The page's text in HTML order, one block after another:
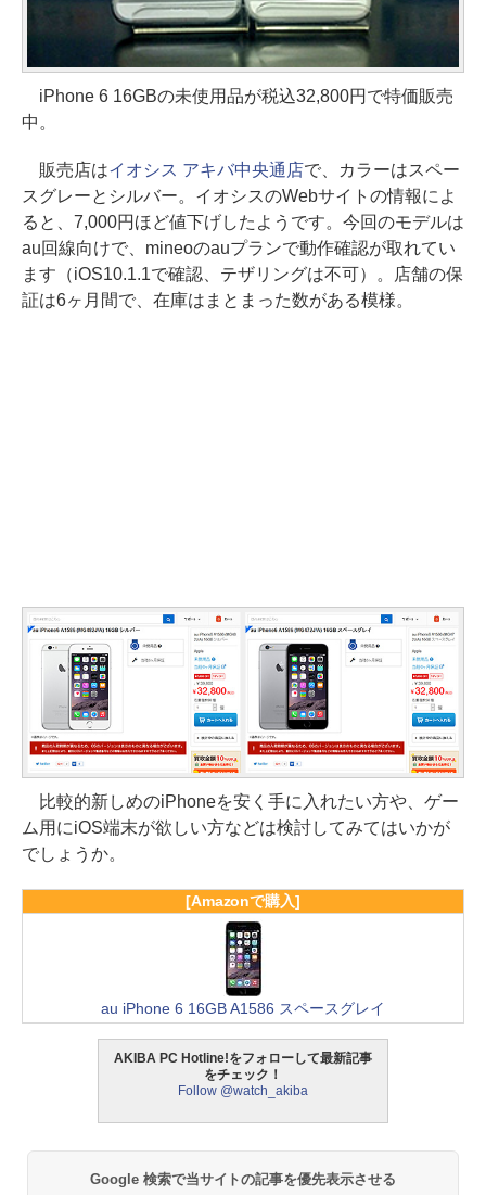
iPhone 6 16GBの未使用品が税込32,800円で特価販売
中。
販売店はイオシス アキバ中央通店で、カラーはスペー
スグレーとシルバー。イオシスのWebサイトの情報によ
ると、7,000円ほど値下げしたようです。今回のモデルは
au回線向けで、mineoのauプランで動作確認が取れてい
ます（iOS10.1.1で確認、テザリングは不可）。店舗の保
証は6ヶ月間で、在庫はまとまった数がある模様。
比較的新しめのiPhoneを安く手に入れたい方や、ゲー
ム用にiOS端末が欲しい方などは検討してみてはいかが
でしょうか。
[Amazonで購入]
au iPhone 6 16GB A1586 スペースグレイ
AKIBA PC Hotline!をフォローして最新記事
をチェック！
Follow @watch_akiba
Google 検索で当サイトの記事を優先表示させる